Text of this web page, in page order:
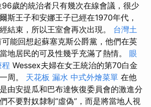
歲的統治者只有幾次在線會議，很少
斯王子和安娜王子已經在1970年代，
結束，所以王室會再次出現。 台灣土
可能回想起蘇塞克斯公爵黨，他們在英
地居民的可及性幾乎充滿了熱情。 眼
Wessex夫婦在女王統治的第70白金
周。 天花板 漏水 中式外燴菜單 在他
由安提瓜和巴布達恢復委員會的激進分
不要對奴隸制“虛偽”，而是將當地人視